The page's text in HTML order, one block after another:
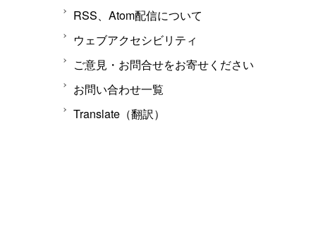
RSS、Atom配信について
ウェブアクセシビリティ
ご意見・お問合せをお寄せください
お問い合わせ一覧
Translate（翻訳）